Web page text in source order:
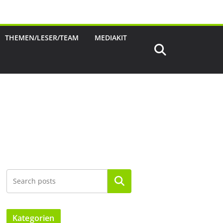
THEMEN/LESER/TEAM MEDIAKIT
Suchen
Kategorien